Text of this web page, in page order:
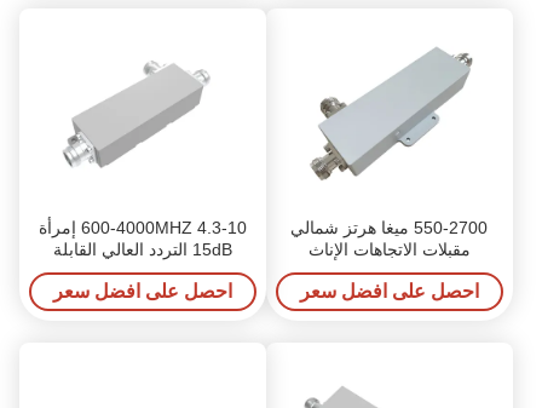
550-2700 ميغا هرتز شمالي
مقبلات الاتجاهات الإناث
احصل على افضل سعر
600-4000MHZ 4.3-10 إمرأة
15dB التردد العالي القابلة
للتوجيه
احصل على افضل سعر